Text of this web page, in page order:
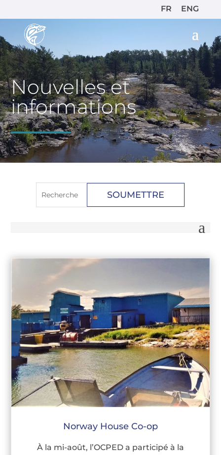
FR ENG
Nouvelles et
informations
Norway House Co-op
À la mi-août, l’OCPED a participé à la